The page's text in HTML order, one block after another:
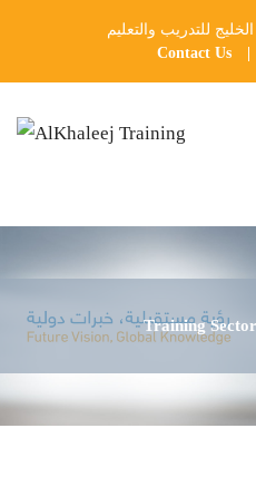
للتدريب والتعليم
Contact Us
Training